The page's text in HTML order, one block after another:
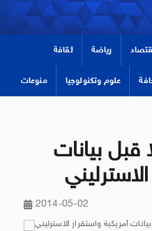
رياضة ثقافة
علوم وتكنولوجيا منوعات
قبل بيانات
2014-05-02